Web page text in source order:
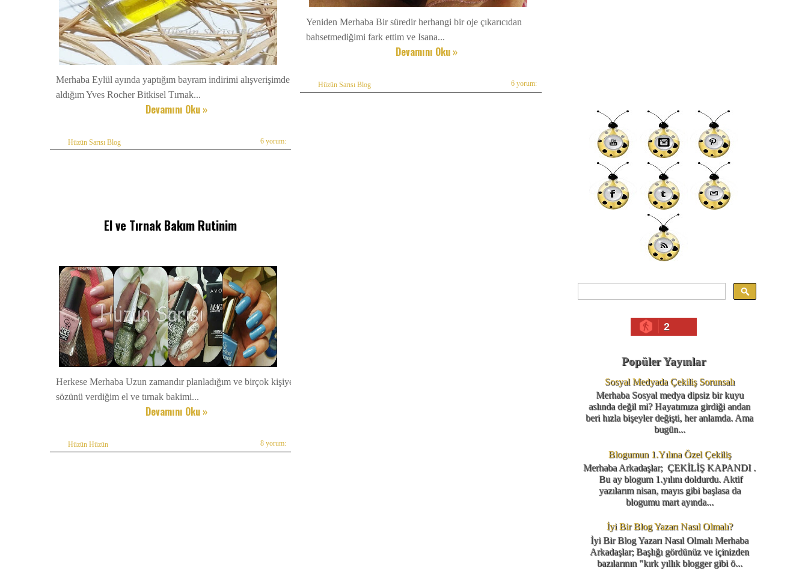
Merhaba Eylül ayında yaptığım bayram indirimi alışverişimde
aldığım Yves Rocher Bitkisel Tırnak...
Devamını Oku »
Hüzün Sarısı Blog 6 yorum:
Yeniden Merhaba Bir süredir herhangi bir oje çıkarıcıdan
bahsetmediğimi fark ettim ve Isana...
Devamını Oku »
Hüzün Sarısı Blog 6 yorum:
El ve Tırnak Bakım Rutinim
Herkese Merhaba Uzun zamandır planladığım ve birçok kişiye
sözünü verdiğim el ve tırnak bakimi...
Devamını Oku »
Hüzün Hüzün 8 yorum:
2
Popüler Yayınlar
Sosyal Medyada Çekiliş Sorunsalı
Merhaba Sosyal medya dipsiz bir kuyu
aslında değil mi? Hayatımıza girdiği andan
beri hızla bişeyler değişti, her anlamda. Ama
bugün...
Blogumun 1.Yılına Özel Çekiliş
Merhaba Arkadaşlar; ÇEKİLİŞ KAPANDI .
Bu ay blogum 1.yılını doldurdu. Aktif
yazılarım nisan, mayıs gibi başlasa da
blogumu mart ayında...
İyi Bir Blog Yazarı Nasıl Olmalı?
İyi Bir Blog Yazarı Nasıl Olmalı Merhaba
Arkadaşlar; Başlığı gördünüz ve içinizden
bazılarının "kırk yıllık blogger gibi ö...